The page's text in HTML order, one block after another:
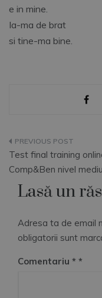
e in mine.
Ia-ma de brat
si tine-ma bine.
Navigare
în
articole
Test final training
Comp&Ben nivel mediu
Lasă un
Adresa ta de email
obligatorii sunt
Comentariu *